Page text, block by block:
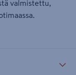
valmistettu,